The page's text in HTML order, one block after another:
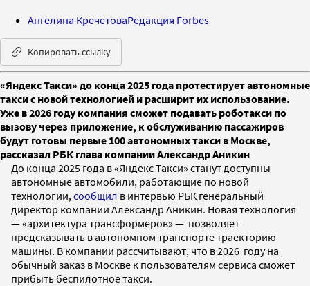
Ангелина КречетоваРедакция Forbes
Копировать ссылку
«Яндекс Такси» до конца 2025 года протестирует автономные
такси с новой технологией и расширит их использование.
Уже в 2026 году компания сможет подавать роботакси по
вызову через приложение, к обслуживанию пассажиров
будут готовы первые 100 автономных такси в Москве,
рассказал РБК глава компании Александр Аникин
До конца 2025 года в «Яндекс Такси» станут доступны
автономные автомобили, работающие по новой
технологии, сообщил в интервью РБК генеральный
директор компании Александр Аникин. Новая технология
— «архитектура трансформеров» — позволяет
предсказывать в автономном транспорте траекторию
машины. В компании рассчитывают, что в 2026 году на
обычный заказ в Москве к пользователям сервиса сможет
прибыть беспилотное такси.